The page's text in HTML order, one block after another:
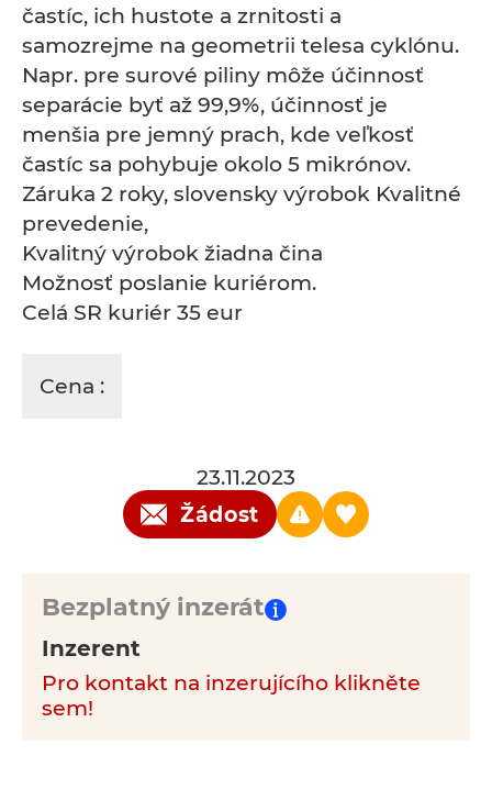
častíc, ich hustote a zrnitosti a
samozrejme na geometrii telesa cyklónu.
Napr. pre surové piliny môže účinnosť
separácie byť až 99,9%, účinnosť je
menšia pre jemný prach, kde veľkosť
častíc sa pohybuje okolo 5 mikrónov.
Záruka 2 roky, slovensky výrobok Kvalitné
prevedenie,
Kvalitný výrobok žiadna čina
Možnosť poslanie kuriérom.
Celá SR kuriér 35 eur
Cena :
23.11.2023
Žádost
Bezplatný inzerát
Inzerent
Pro kontakt na inzerujícího klikněte
sem!